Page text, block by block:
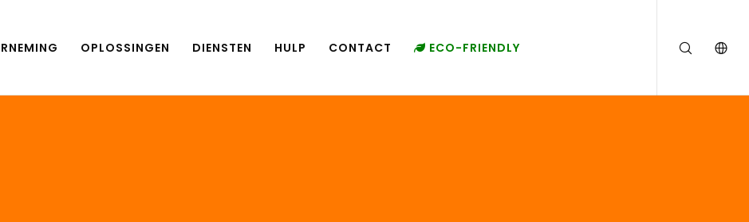
OPLOSSINGEN DIENSTEN HULP CONTACT ECO-FRIENDLY